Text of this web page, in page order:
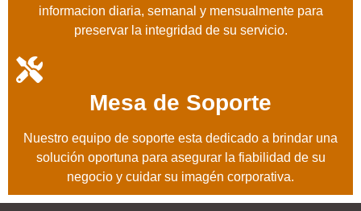
informacion diaria, semanal y mensualmente para
preservar la integridad de su servicio.
Mesa de Soporte
Nuestro equipo de soporte esta dedicado a brindar una
solución oportuna para asegurar la fiabilidad de su
negocio y cuidar su imagén corporativa.